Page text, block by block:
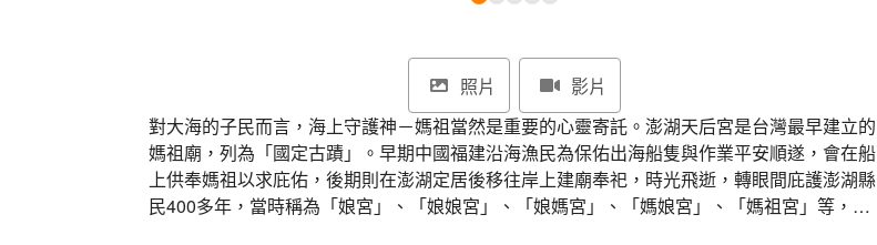
照片
影片
對大海的子民而言，海上守護神－媽祖當然是重要的心靈寄託。澎湖天后宮是台灣最早建立的
媽祖廟，列為「國定古蹟」。早期中國福建沿海漁民為保佑出海船隻與作業平安順遂，會在船
上供奉媽祖以求庇佑，後期則在澎湖定居後移往岸上建廟奉祀，時光飛逝，轉眼間庇護澎湖縣
民400多年，當時稱為「娘宮」、「娘娘宮」、「娘媽宮」、「媽娘宮」、「媽祖宮」等，就